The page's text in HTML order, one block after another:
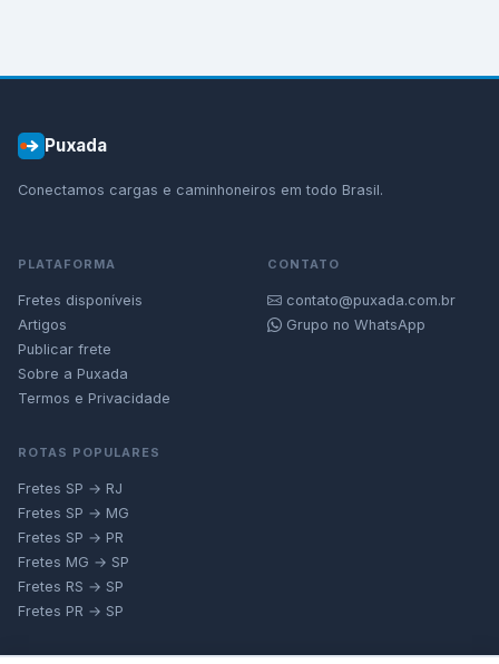
Puxada
Conectamos cargas e caminhoneiros em todo Brasil.
PLATAFORMA
Fretes disponíveis
Artigos
Publicar frete
Sobre a Puxada
Termos e Privacidade
CONTATO
contato@puxada.com.br
Grupo no WhatsApp
ROTAS POPULARES
Fretes SP → RJ
Fretes SP → MG
Fretes SP → PR
Fretes MG → SP
Fretes RS → SP
Fretes PR → SP